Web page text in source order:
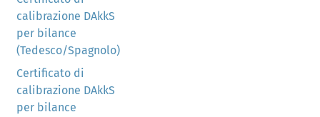
calibrazione DAkkS
per bilance
(Tedesco/Spagnolo)
Certificato di
calibrazione DAkkS
per bilance